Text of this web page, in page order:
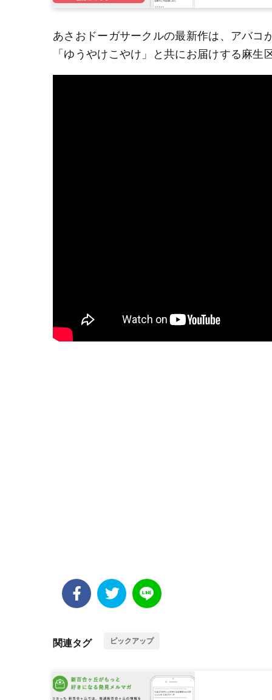
あさおドーガサークルの最新作は、アバコ
「ゆうやけこやけ」と共にお届けする麻
関連タグ ピックアップ